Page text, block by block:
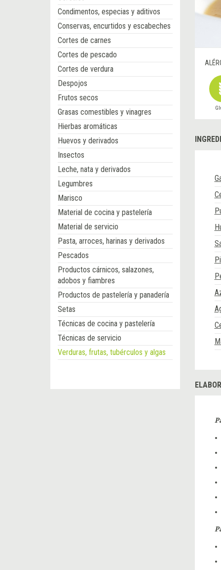
Condimentos, especias y aditivos
Conservas, encurtidos y escabeches
Cortes de carnes
Cortes de pescado
Cortes de verdura
Despojos
Frutos secos
Grasas comestibles y vinagres
Hierbas aromáticas
Huevos y derivados
Insectos
Leche, nata y derivados
Legumbres
Marisco
Material de cocina y pastelería
Material de servicio
Pasta, arroces, harinas y derivados
Pescados
Productos cárnicos, salazones,
adobos y fiambres
Productos de pastelería y panadería
Setas
Técnicas de cocina y pastelería
Técnicas de servicio
Verduras, frutas, tubérculos y algas